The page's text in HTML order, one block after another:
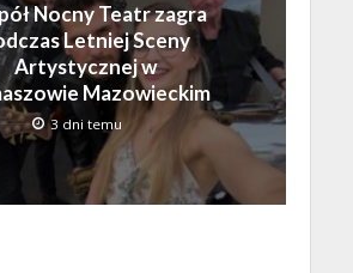
Nocny Teatr zagra
Letniej Sceny
Artystycznej w
Mazowieckim
3 dni temu